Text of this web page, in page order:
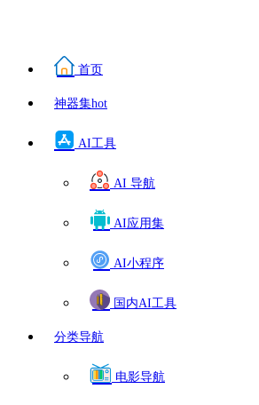
首页
神器集hot
AI工具
AI 导航
AI应用集
AI小程序
国内AI工具
分类导航
电影导航